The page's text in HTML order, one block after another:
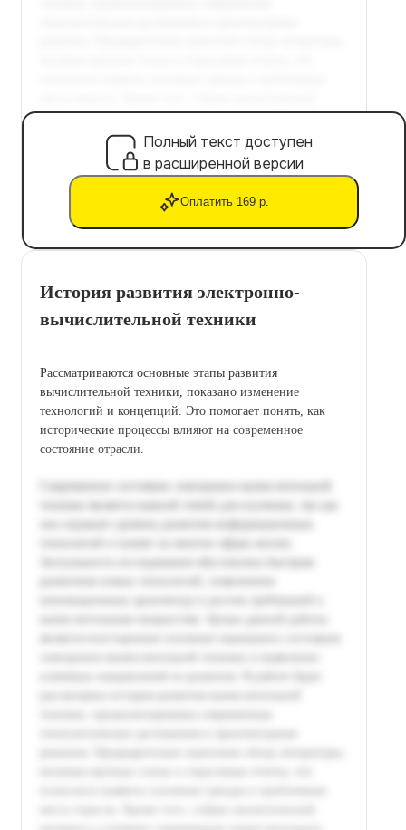
Полный текст доступен
в расширенной версии
Оплатить 169 р.
История развития электронно-
вычислительной техники
Рассматриваются основные этапы развития
вычислительной техники, показано изменение
технологий и концепций. Это помогает понять, как
исторические процессы влияют на современное
состояние отрасли.